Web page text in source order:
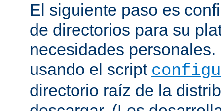
El siguiente paso es
de directorios para su
necesidades
usando el script
directorio raíz de la